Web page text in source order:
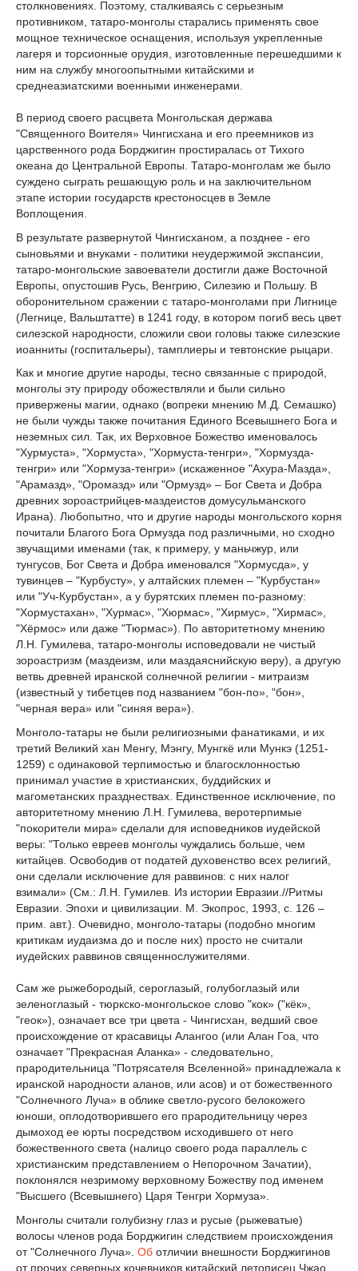
столкновениях. Поэтому, сталкиваясь с серьезным
противником, татаро-монголы старались применять свое
мощное техническое оснащения, используя укрепленные
лагеря и торсионные орудия, изготовленные перешедшими к
ним на службу многоопытными китайскими и
среднеазиатскими военными инженерами.
В период своего расцвета Монгольская держава
"Священного Воителя» Чингисхана и его преемников из
царственного рода Борджигин простиралась от Тихого
океана до Центральной Европы. Татаро-монголам же было
суждено сыграть решающую роль и на заключительном
этапе истории государств крестоносцев в Земле
Воплощения.
В результате развернутой Чингисханом, а позднее - его
сыновьями и внуками - политики неудержимой экспансии,
татаро-монгольские завоеватели достигли даже Восточной
Европы, опустошив Русь, Венгрию, Силезию и Польшу. В
оборонительном сражении с татаро-монголами при Лигнице
(Легнице, Вальштатте) в 1241 году, в котором погиб весь цвет
силезской народности, сложили свои головы также силезские
иоанниты (госпитальеры), тамплиеры и тевтонские рыцари.
Как и многие другие народы, тесно связанные с природой,
монголы эту природу обожествляли и были сильно
привержены магии, однако (вопреки мнению М.Д. Семашко)
не были чужды также почитания Единого Всевышнего Бога и
неземных сил. Так, их Верховное Божество именовалось
"Хурмуста», "Хормуста», "Хормуста-тенгри», "Хормузда-
тенгри» или "Хормуза-тенгри» (искаженное "Ахура-Мазда»,
"Арамазд», "Оромазд» или "Ормузд» – Бог Света и Добра
древних зороастрийцев-маздеистов домусульманского
Ирана). Любопытно, что и другие народы монгольского корня
почитали Благого Бога Ормузда под различными, но сходно
звучащими именами (так, к примеру, у маньчжур, или
тунгусов, Бог Света и Добра именовался "Хормусда», у
тувинцев – "Курбусту», у алтайских племен – "Курбустан»
или "Уч-Курбустан», а у бурятских племен по-разному:
"Хормустахан», "Хурмас», "Хюрмас», "Хирмус», "Хирмас»,
"Хёрмос» или даже "Тюрмас»). По авторитетному мнению
Л.Н. Гумилева, татаро-монголы исповедовали не чистый
зороастризм (маздеизм, или маздаяснийскую веру), а другую
ветвь древней иранской солнечной религии - митраизм
(известный у тибетцев под названием "бон-по», "бон»,
"черная вера» или "синяя вера»).
Монголо-татары не были религиозными фанатиками, и их
третий Великий хан Менгу, Мэнгу, Мунгкё или Мункэ (1251-
1259) с одинаковой терпимостью и благосклонностью
принимал участие в христианских, буддийских и
магометанских празднествах. Единственное исключение, по
авторитетному мнению Л.Н. Гумилева, веротерпимые
"покорители мира» сделали для исповедников иудейской
веры: "Только евреев монголы чуждались больше, чем
китайцев. Освободив от податей духовенство всех религий,
они сделали исключение для раввинов: с них налог
взимали» (См.: Л.Н. Гумилев. Из истории Евразии.//Ритмы
Евразии. Эпохи и цивилизации. М. Экопрос, 1993, с. 126 –
прим. авт.). Очевидно, монголо-татары (подобно многим
критикам иудаизма до и после них) просто не считали
иудейских раввинов священнослужителями.
Сам же рыжебородый, сероглазый, голубоглазый или
зеленоглазый - тюркско-монгольское слово "кок» ("кёк»,
"геок»), означает все три цвета - Чингисхан, ведший свое
происхождение от красавицы Алангоо (или Алан Гоа, что
означает "Прекрасная Аланка» - следовательно,
прародительница "Потрясателя Вселенной» принадлежала к
иранской народности аланов, или асов) и от божественного
"Солнечного Луча» в облике светло-русого белокожего
юноши, оплодотворившего его прародительницу через
дымоход ее юрты посредством исходившего от него
божественного света (налицо своего рода параллель с
христианским представлением о Непорочном Зачатии),
поклонялся незримому верховному Божеству под именем
"Высшего (Всевышнего) Царя Тенгри Хормуза».
Монголы считали голубизну глаз и русые (рыжеватые)
волосы членов рода Борджигин следствием происхождения
от "Солнечного Луча». Об отличии внешности Борджигинов
от прочих северных кочевников китайский летописец Чжао